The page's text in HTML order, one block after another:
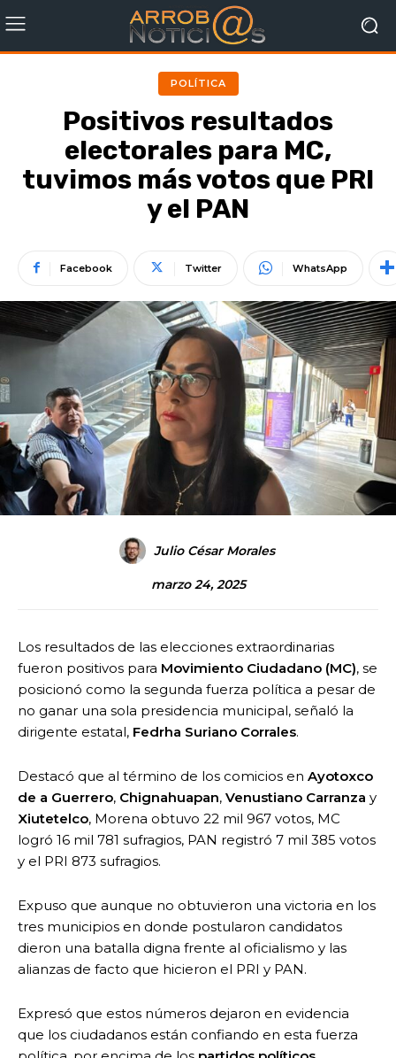
POLÍTICA
Positivos resultados
electorales para MC,
tuvimos más votos que PRI
y el PAN
Facebook Twitter WhatsApp
Julio César Morales
marzo 24, 2025
Los resultados de las elecciones extraordinarias
fueron positivos para Movimiento Ciudadano (MC), se
posicionó como la segunda fuerza política a pesar de
no ganar una sola presidencia municipal, señaló la
dirigente estatal, Fedrha Suriano Corrales.
Destacó que al término de los comicios en Ayotoxco
de a Guerrero, Chignahuapan, Venustiano Carranza y
Xiutetelco, Morena obtuvo 22 mil 967 votos, MC
logró 16 mil 781 sufragios, PAN registró 7 mil 385 votos
y el PRI 873 sufragios.
Expuso que aunque no obtuvieron una victoria en los
tres municipios en donde postularon candidatos
dieron una batalla digna frente al oficialismo y las
alianzas de facto que hicieron el PRI y PAN.
Expresó que estos números dejaron en evidencia
que los ciudadanos están confiando en esta fuerza